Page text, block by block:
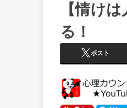
【情け
る！
ポスト